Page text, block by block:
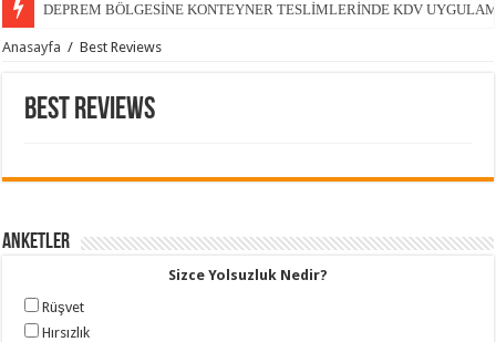
DEPREM BÖLGESİNE KONTEYNER TESLİMLERİNDE KDV
Anasayfa / Best Reviews
Best Reviews
Anketler
Sizce Yolsuzluk Nedir?
Rüşvet
Hırsızlık